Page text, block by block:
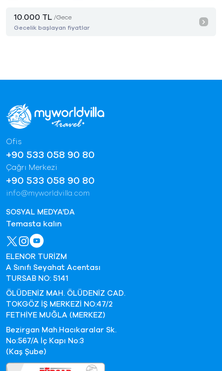
10.000 TL /Gece
Gecelik başlayan fiyatlar
Ofis
+90 533 058 90 80
Çağrı Merkezi
+90 533 058 90 80
info@myworldvilla.com
SOSYAL MEDYA'DA
Temasta kalın
ELENOR TURİZM
A Sınıfı Seyahat Acentası
TURSAB NO: 5141
ÖLÜDENİZ MAH. ÖLÜDENİZ CAD.
TOKGÖZ İŞ MERKEZİ NO:47/2
FETHİYE MUĞLA (MERKEZ)
Bezirgan Mah.Hacıkaralar Sk.
No:567/A İç Kapı No:3
(Kaş Şube)